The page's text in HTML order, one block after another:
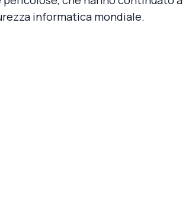
informatica mondiale.